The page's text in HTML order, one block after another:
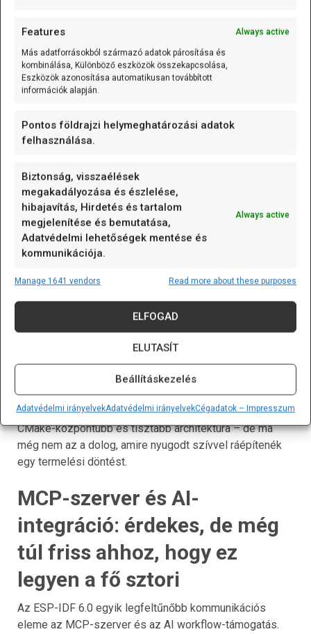
Features Always active
Más adatforrásokból származó adatok párosítása és
kombinálása, Különböző eszközök összekapcsolása,
Eszközök azonosítása automatikusan továbbított
információk alapján.
Pontos földrajzi helymeghatározási adatok
felhasználása.
Biztonság, visszaélések
megakadályozása és észlelése,
hibajavítás, Hirdetés és tartalom
megjelenítése és bemutatása,
Adatvédelmi lehetőségek mentése és
kommunikációja.
Always active
Manage 1641 vendors Read more about these purposes
ELFOGAD
ELUTASÍT
Beállításkezelés
Adatvédelmi irányelvekAdatvédelmi irányelvekCégadatok – Impresszum
Megjelent az ESP-IDF Installation Manager, vagyis az
EIM, amely immár az ajánlott telepítési eljárás. Ez
többplatformos, egységesebb, egyszerűbb belépést ad,
és támogatja a többverziós kezelést, az offline
Aki valaha küzdött már több különböző IDF-verzió,
export script és félrement környezeti változó miatt, az
Érkezett támogatás a CMake Presets-hez is. Ez nem
feltétlenül a kezdők kedvenc témája, de több build-
konfigurációval dolgozó csapatoknál óriási nyereség
lehet. Fejlesztői, teszt-, gyártási és méretoptimalizált
profilokat lehet kulturáltabban kezelni, hosszú, nehezen
megjegyezhető
parancsok helyett.
Új az idf.py bővíthetősége is: saját parancsokat lehet
integrálni a megszokott CLI-be. Ez haladó csapatoknak
kifejezetten hasznos, mert a projektspecifikus tooling-ot
végre nem kell külön félárva script-ekre szétszórni.
És ott van a Build System v2 is, de itt kötelező lehűteni a
lelkesedést. Ez jelenleg Technical Preview státuszú.
Vagyis fontos irány, sok szempontból ígéretesebb,
CMake-központúbb és tisztább architektúra – de ma
még nem az a dolog, amire nyugodt szívvel ráépítenék
egy termelési döntést.
MCP-szerver és AI-
integráció: érdekes, de még
túl friss ahhoz, hogy ez
legyen a fő sztori
Az ESP-IDF 6.0 egyik legfeltűnőbb kommunikációs
eleme az MCP-szerver és az AI workflow-támogatás.